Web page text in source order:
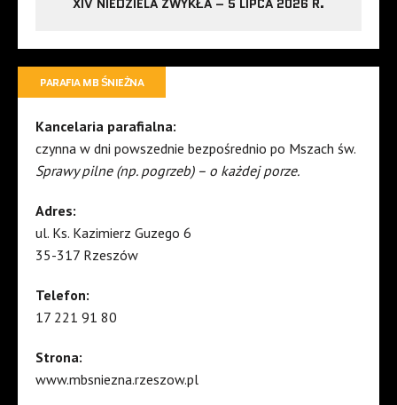
PARAFIA MB ŚNIEŻNA
Kancelaria parafialna:
czynna w dni powszednie bezpośrednio po Mszach św.
Sprawy pilne (np. pogrzeb) – o każdej porze.
Adres:
ul. Ks. Kazimierz Guzego 6
35-317 Rzeszów
Telefon:
17 221 91 80
Strona:
www.mbsniezna.rzeszow.pl